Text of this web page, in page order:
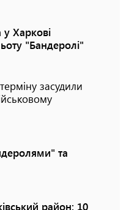
у Харкові
"Бандеролі"
засудили
та
район: 10